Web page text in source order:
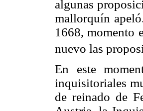
algunas
mallorquín
1668, momento
nuevo las
En este
inquisitoriales
de reinado de